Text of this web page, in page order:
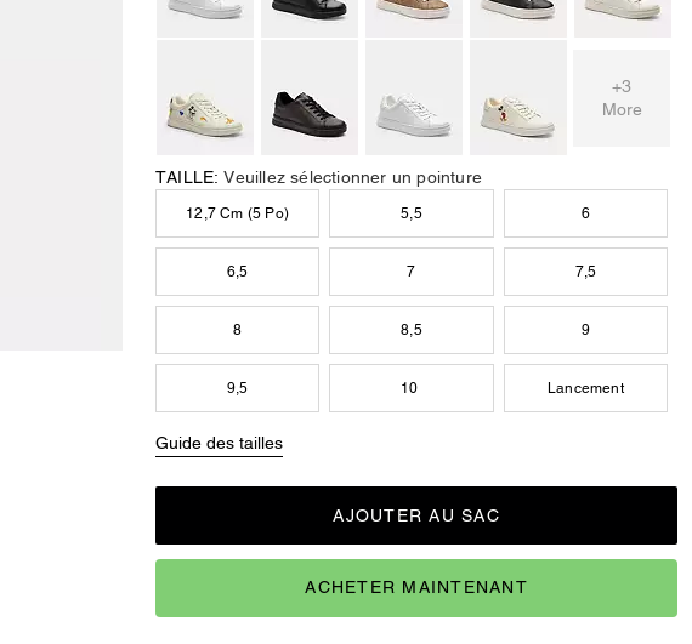
+3
More
TAILLE: Veuillez sélectionner un pointure
12,7 Cm (5 Po) 5,5 6
6,5 7 7,5
8 8,5 9
9,5 10 Lancement
Guide des tailles
AJOUTER AU SAC
ACHETER MAINTENANT